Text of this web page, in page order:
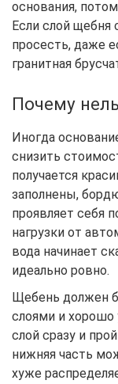
основания,
Если слой
просесть, даже
гранитная
Почему
Иногда
снизить
получается
заполнены,
проявляет себя
нагрузки от
вода начинает
идеально ровно.
Щебень должен
слоями и хорошо
слой сразу и
нижняя часть
хуже